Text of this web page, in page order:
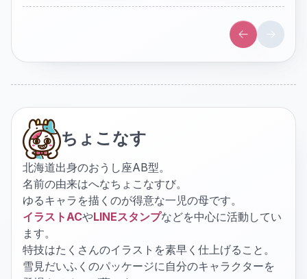
ちょこなす
北海道出身のおうし座AB型。
名前の由来はへなちょこなすび。
ゆるキャラを描くのが得意な一児の母です。
イラストACやLINEスタンプなどを中心に活動してい
ます。
特技はたくさんのイラストを素早く仕上げること。
雪見だいふくのパッケージに自分のキャラクターを